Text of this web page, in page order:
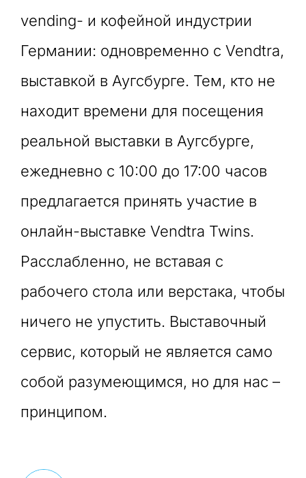
vending- и кофейной индустрии
Германии: одновременно с Vendtra,
выставкой в Аугсбурге. Тем, кто не
находит времени для посещения
реальной выставки в Аугсбурге,
ежедневно с 10:00 до 17:00 часов
предлагается принять участие в
онлайн-выставке Vendtra Twins.
Расслабленно, не вставая с
рабочего стола или верстака, чтобы
ничего не упустить. Выставочный
сервис, который не является само
собой разумеющимся, но для нас –
принципом.